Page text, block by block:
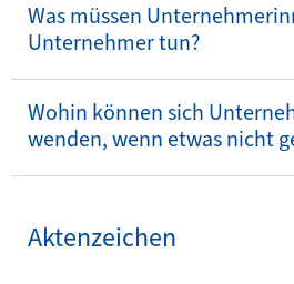
Was müssen
Unternehmer tun?
Wohin können sich
wenden, wenn etwas nicht
Aktenzeichen